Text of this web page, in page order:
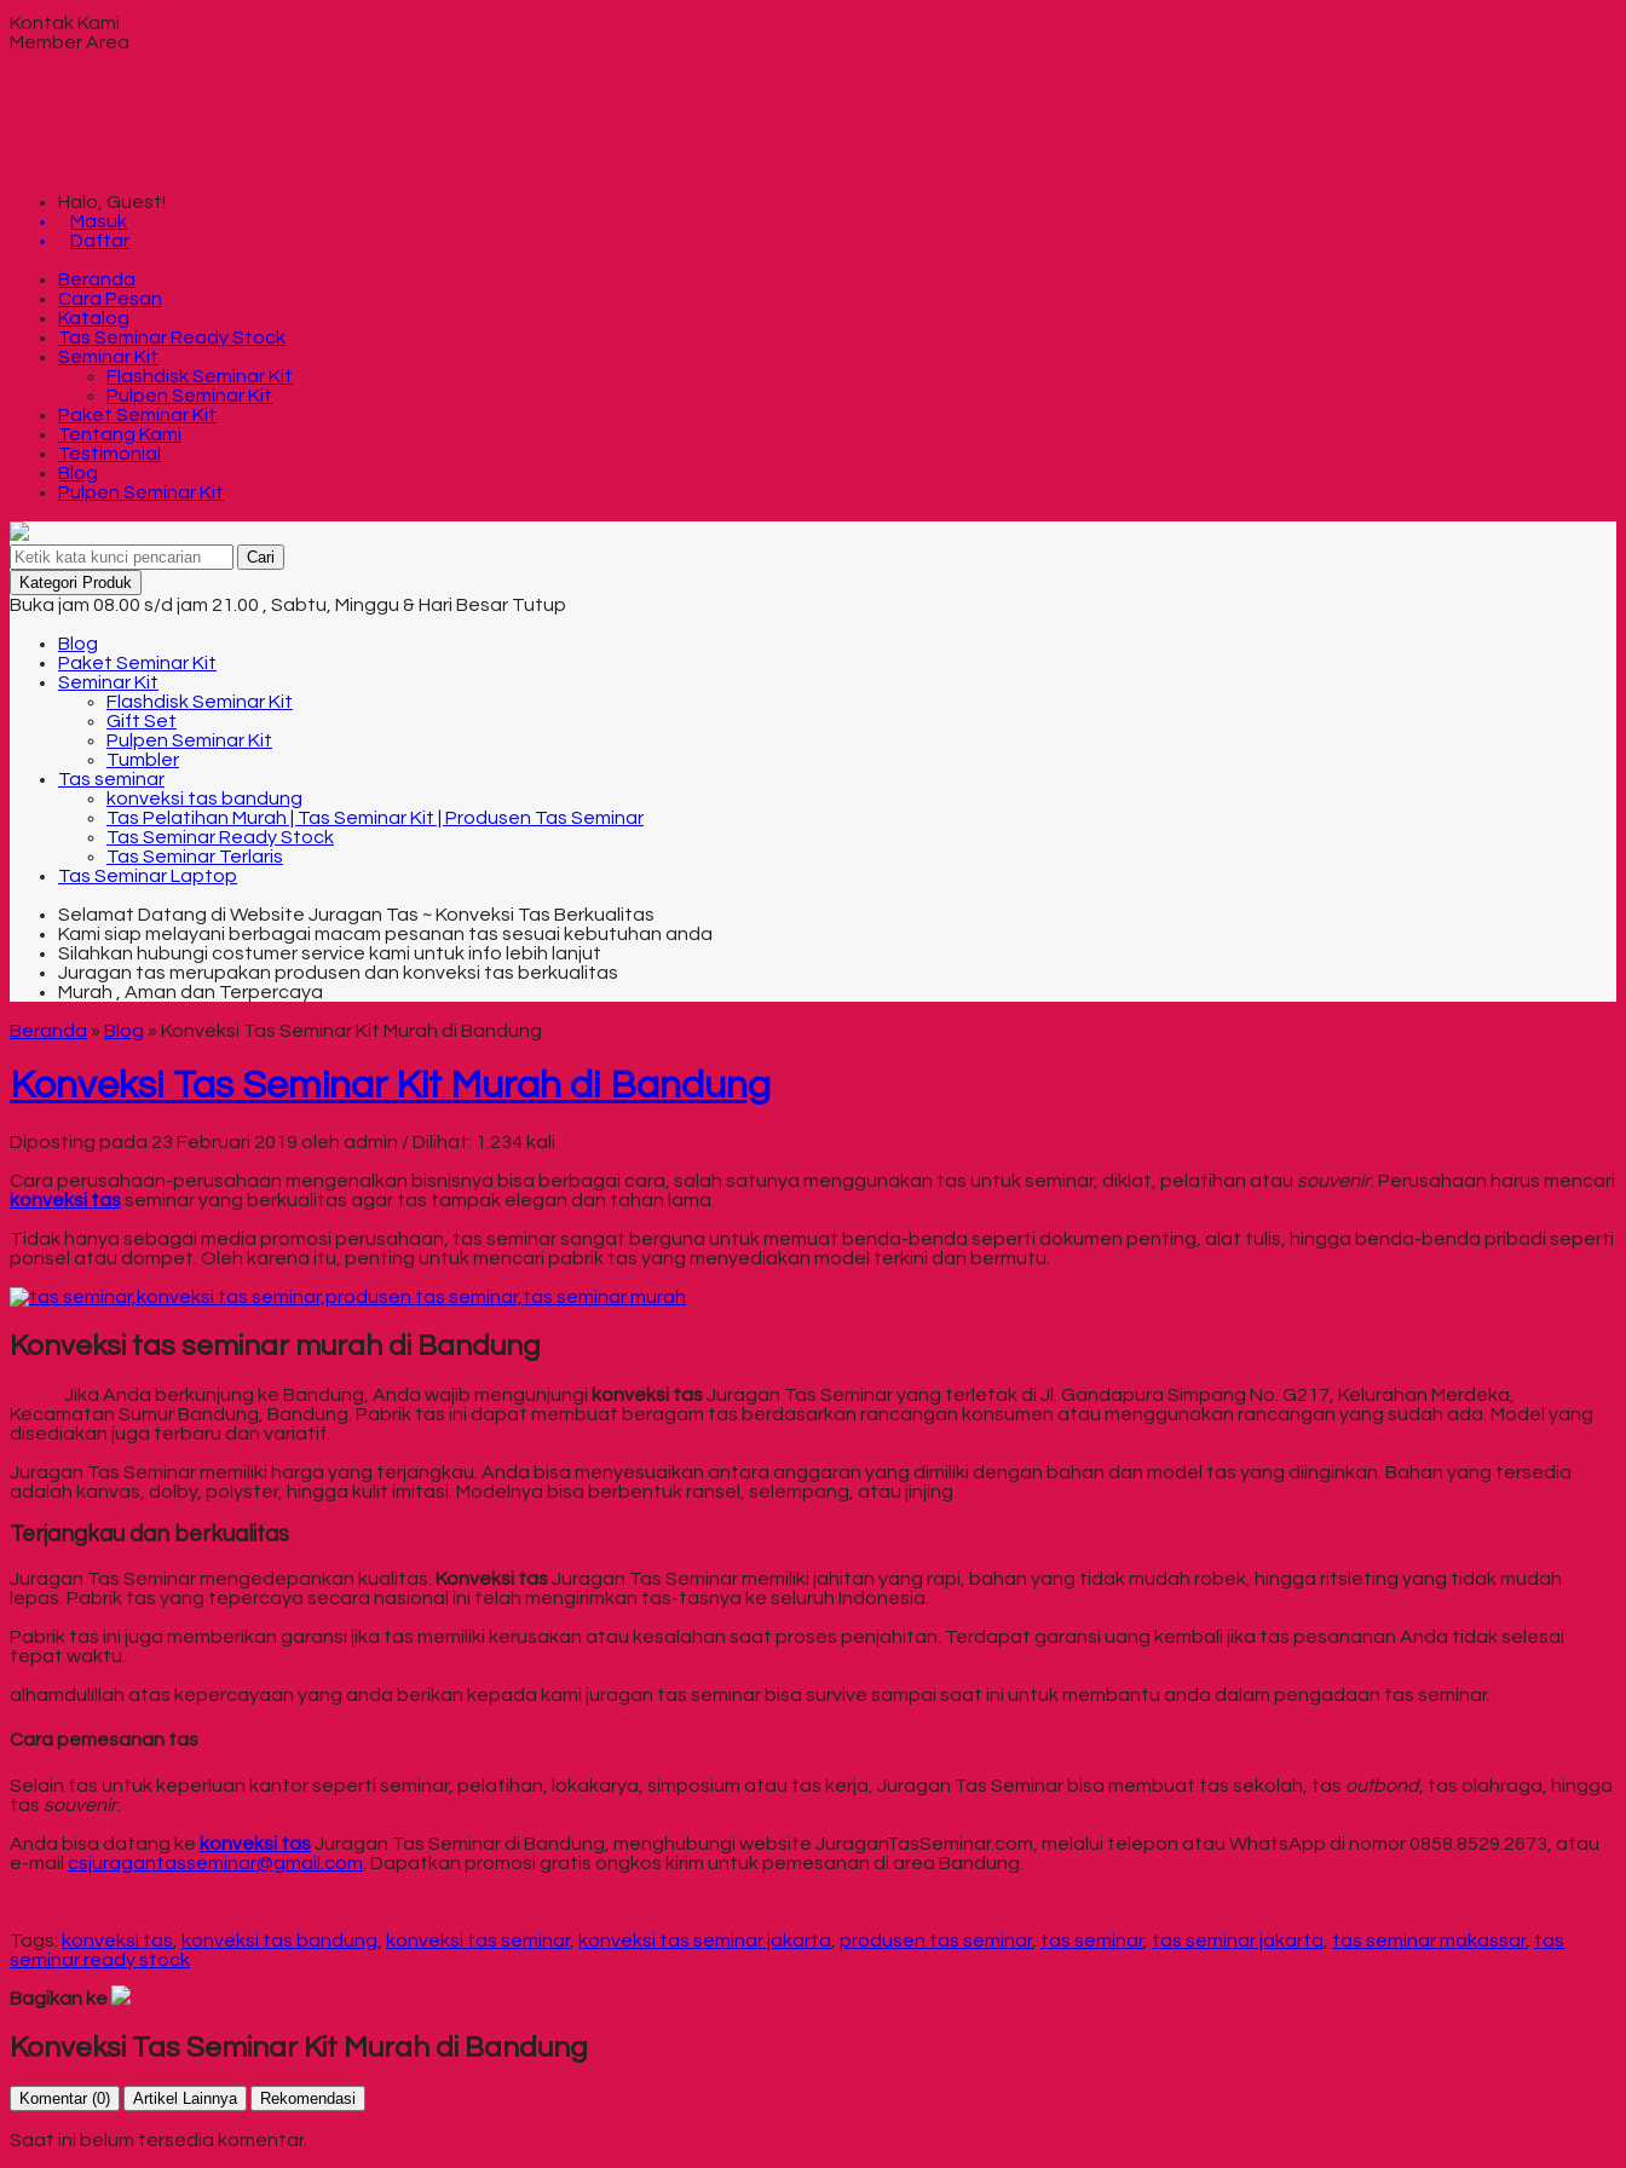
Kontak Kami
Member Area
Halo, Guest!
Masuk
Daftar
Beranda
Cara Pesan
Katalog
Tas Seminar Ready Stock
Seminar Kit
Flashdisk Seminar Kit
Pulpen Seminar Kit
Paket Seminar Kit
Tentang Kami
Testimonial
Blog
Pulpen Seminar Kit
Cari
Kategori Produk
Buka jam 08.00 s/d jam 21.00 , Sabtu, Minggu & Hari Besar Tutup
Blog
Paket Seminar Kit
Seminar Kit
Flashdisk Seminar Kit
Gift Set
Pulpen Seminar Kit
Tumbler
Tas seminar
konveksi tas bandung
Tas Pelatihan Murah | Tas Seminar Kit | Produsen Tas Seminar
Tas Seminar Ready Stock
Tas Seminar Terlaris
Tas Seminar Laptop
Selamat Datang di Website Juragan Tas ~ Konveksi Tas Berkualitas
Kami siap melayani berbagai macam pesanan tas sesuai kebutuhan anda
Silahkan hubungi costumer service kami untuk info lebih lanjut
Juragan tas merupakan produsen dan konveksi tas berkualitas
Murah , Aman dan Terpercaya
Beranda » Blog » Konveksi Tas Seminar Kit Murah di Bandung
Konveksi Tas Seminar Kit Murah di Bandung
Diposting pada 23 Februari 2019 oleh admin / Dilihat: 1.234 kali
Cara perusahaan-perusahaan mengenalkan bisnisnya bisa berbagai cara, salah satunya menggunakan tas untuk seminar, diklat, pelatihan atau souvenir. Perusahaan harus mencari
konveksi tasseminar yang berkualitas agar tas tampak elegan dan tahan lama.
Tidak hanya sebagai media promosi perusahaan, tas seminar sangat berguna untuk memuat benda-benda seperti dokumen penting, alat tulis, hingga benda-benda pribadi seperti
ponsel atau dompet. Oleh karena itu, penting untuk mencari pabrik tas yang menyediakan model terkini dan bermutu.
Konveksi tas seminar murah di Bandung
Jika Anda berkunjung ke Bandung, Anda wajib mengunjungi konveksi tasJuragan Tas Seminar yang terletak di Jl. Gandapura Simpang No. G217, Kelurahan Merdeka,
Kecamatan Sumur Bandung, Bandung. Pabrik tas ini dapat membuat beragam tas berdasarkan rancangan konsumen atau menggunakan rancangan yang sudah ada. Model yang
disediakan juga terbaru dan variatif.
Juragan Tas Seminar memiliki harga yang terjangkau. Anda bisa menyesuaikan antara anggaran yang dimiliki dengan bahan dan model tas yang diinginkan. Bahan yang tersedia
adalah kanvas, dolby, polyster, hingga kulit imitasi. Modelnya bisa berbentuk ransel, selempang, atau jinjing.
Terjangkau dan berkualitas
Juragan Tas Seminar mengedepankan kualitas. Konveksi tasJuragan Tas Seminar memiliki jahitan yang rapi, bahan yang tidak mudah robek, hingga ritsleting yang tidak mudah
lepas. Pabrik tas yang tepercaya secara nasional ini telah mengirimkan tas-tasnya ke seluruh Indonesia.
Pabrik tas ini juga memberikan garansi jika tas memiliki kerusakan atau kesalahan saat proses penjahitan. Terdapat garansi uang kembali jika tas pesananan Anda tidak selesai
tepat waktu.
alhamdulillah atas kepercayaan yang anda berikan kepada kami juragan tas seminar bisa survive sampai saat ini untuk membantu anda dalam pengadaan tas seminar.
Cara pemesanan tas
Selain tas untuk keperluan kantor seperti seminar, pelatihan, lokakarya, simposium atau tas kerja, Juragan Tas Seminar bisa membuat tas sekolah, tas outbond, tas olahraga, hingga
tas souvenir.
Anda bisa datang ke konveksi tasJuragan Tas Seminar di Bandung, menghubungi website JuraganTasSeminar.com, melalui telepon atau WhatsApp di nomor 0858.8529.2673, atau
e-mail csjuragantasseminar@gmail.com . Dapatkan promosi gratis ongkos kirim untuk pemesanan di area Bandung.
Tags: konveksi tas konveksi tas bandung konveksi tas seminar, konveksi tas seminar jakarta produsen tas seminar, tas seminar, tas seminar jakarta tas seminar makassar, tas
seminar ready stock
Bagikan ke
Konveksi Tas Seminar Kit Murah di Bandung
Komentar (0) Artikel Lainnya Rekomendasi
Saat ini belum tersedia komentar.